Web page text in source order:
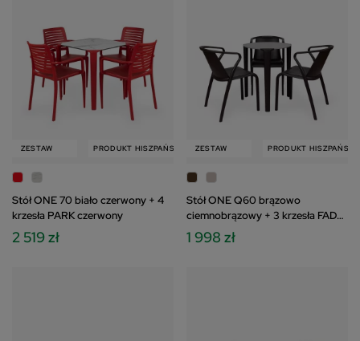
PRODUKT HISZPAŃSKI ZESTAW
Stół ONE 70 biało czerwony + 4
krzesła PARK czerwony
2 519 zł
PRODUKT HISZPAŃSKI ZESTAW PRODUKT HISZPAŃSKI
Stół ONE Q60 brązowo
ciemnobrązowy + 3 krzesła FADO
ciemnobrązowy
1 998 zł